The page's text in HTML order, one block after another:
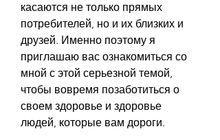
касаются не только прямых
потребителей, но и их близких и
друзей. Именно поэтому я
приглашаю вас ознакомиться со
мной с этой серьезной темой,
чтобы вовремя позаботиться о
своем здоровье и здоровье
людей, которые вам дороги.